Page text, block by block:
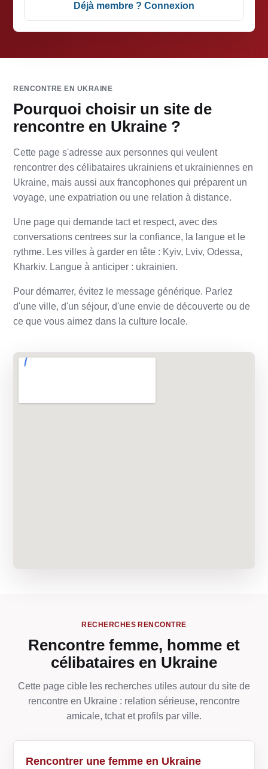
Déjà membre ? Connexion
RENCONTRE EN UKRAINE
Pourquoi choisir un site de
rencontre en Ukraine ?
Cette page s'adresse aux personnes qui veulent
rencontrer des célibataires ukrainiens et ukrainiennes en
Ukraine, mais aussi aux francophones qui préparent un
voyage, une expatriation ou une relation à distance.
Une page qui demande tact et respect, avec des
conversations centrees sur la confiance, la langue et le
rythme. Les villes à garder en tête : Kyiv, Lviv, Odessa,
Kharkiv. Langue à anticiper : ukrainien.
Pour démarrer, évitez le message générique. Parlez
d'une ville, d'un séjour, d'une envie de découverte ou de
ce que vous aimez dans la culture locale.
RECHERCHES RENCONTRE
Rencontre femme, homme et
célibataires en Ukraine
Cette page cible les recherches utiles autour du site de
rencontre en Ukraine : relation sérieuse, rencontre
amicale, tchat et profils par ville.
Rencontrer une femme en Ukraine